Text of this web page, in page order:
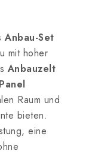
Set
mit hoher
Anbauzelt
Raum und
bieten.
eine